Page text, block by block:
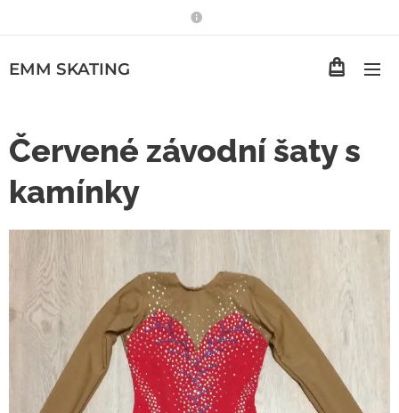
EMM SKATING
Červené závodní šaty s
kamínky